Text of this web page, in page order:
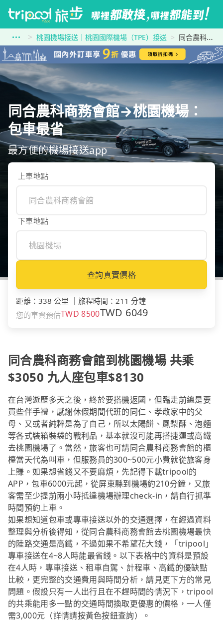
桃園機場接送｜桃園國際機場（TPE）接送 同合農科商務會館到桃園機場
同合農科商務會館→桃園機場：
包車最省
最方便的機場接送app
上車地點
下車地點
查詢真實價格
距離 ： 338 公里 旅程時間 ： 211 分鐘
您的車資預估TWD8500TWD 6049
同合農科商務會館到桃園機場 共乘
$3050 九人座包車$8130
在台灣遊歷多天之後，終於要搭機返國，但臨走前總是要
買些伴手禮，感謝休假期間代班的同仁、孝敬家中的父
母、又或者純粹是為了自己，所以太陽餅、鳳梨酥、泡麵
等各式裝箱裝袋的戰利品，基本就沒可能再搭捷運或高鐵
去桃園機場了。當然，旅客也可請同合農科商務會館的櫃
檯當天代為叫車，但服務員的300~500元小費就從旅客身
上賺。如果想省錢又不要麻煩，先記得下載tripool的
APP，包車6000元起，從屏東縣到機場約210分鐘，又旅
客需至少提前兩小時抵達機場辦理check-in，請自行抓準
時間預約上車。
如果想知道包車或專車接送以外的交通選擇，在經過資料
整理與分析後得知，從同合農科商務會館去桃園機場最快
的陸路交通是高鐵，不過如果不希望花大錢，「tripool」
專車接送在4~8人時能最省錢。以下表格中的資料是預設
在4人時，專車接送、租車自駕、計程車、高鐵的優缺點
比較，更完整的交通費用與時間分析，請見更下方的常見
問題。假設只有一人出行且在不趕時間的情況下，tripool
的共乘能用多一點的交通時間換取更優惠的價格，一人僅
需3,000元（詳情請按黃色按鈕查詢）。